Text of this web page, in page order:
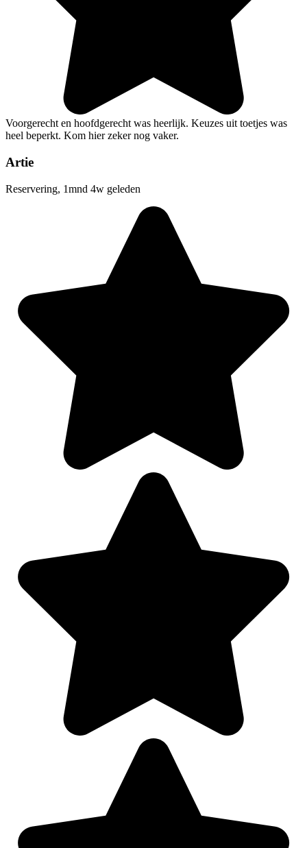
Voorgerecht en hoofdgerecht was heerlijk. Keuzes uit toetjes was
heel beperkt. Kom hier zeker nog vaker.
Artie
Reservering, 1mnd 4w geleden